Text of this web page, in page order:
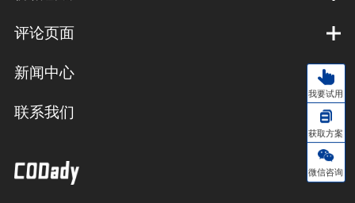
评论页面
新闻中心
联系我们
我要试用
获取方案
微信咨询